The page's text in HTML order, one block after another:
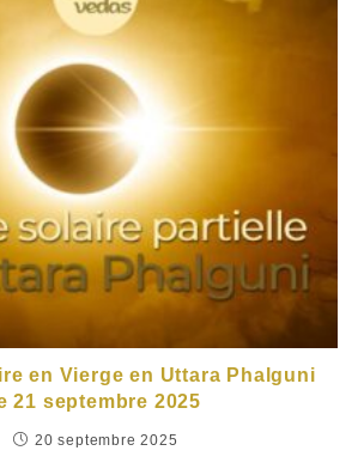
en Vierge en Uttara Phalguni
21 septembre 2025
20 septembre 2025